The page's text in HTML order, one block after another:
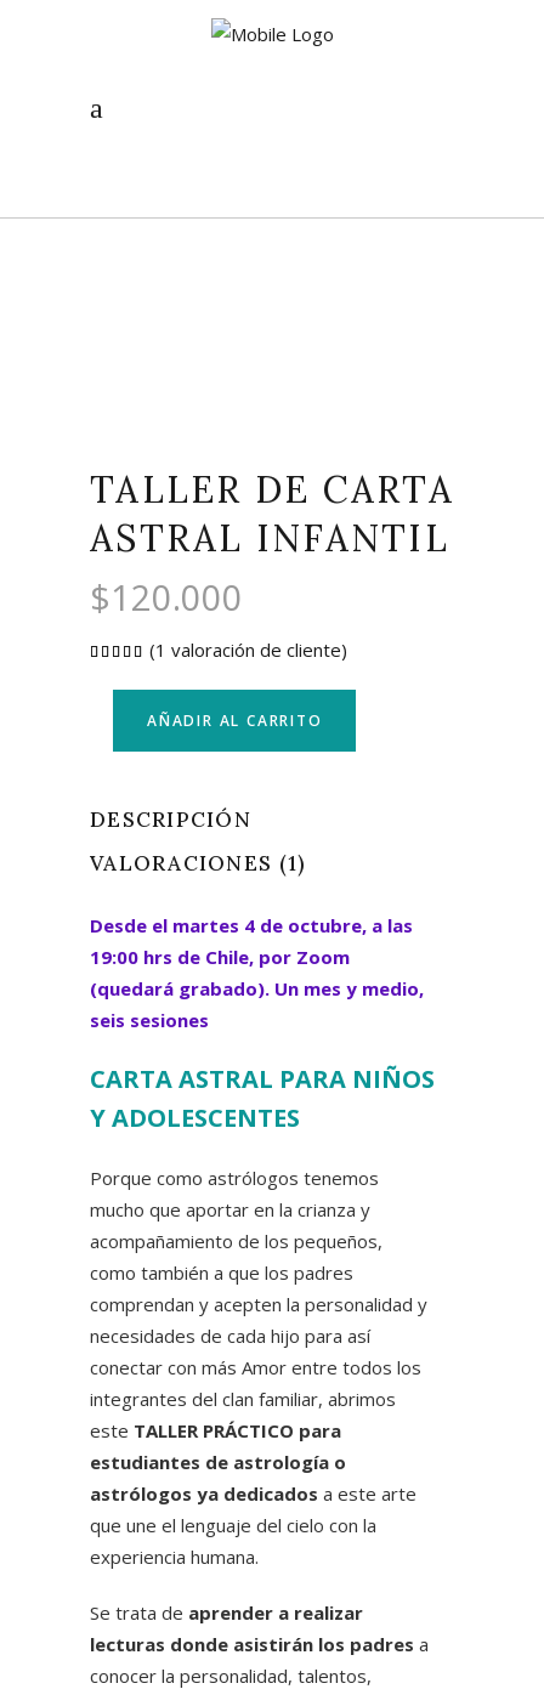
TALLER DE CARTA
ASTRAL INFANTIL
$120.000
Valorado
1
de un
(1 valoración de cliente)
AÑADIR AL CARRITO
DESCRIPCIÓN
VALORACIONES (1)
Desde el martes 4 de octubre, a las
19:00 hrs de Chile, por Zoom
(quedará grabado). Un mes y medio,
seis sesiones
CARTA ASTRAL PARA NIÑOS
Y ADOLESCENTES
Porque como astrólogos tenemos
mucho que aportar en la crianza y
acompañamiento de los pequeños,
como también a que los padres
comprendan y acepten la personalidad y
necesidades de cada hijo para así
conectar con más Amor entre todos los
integrantes del clan familiar, abrimos
este TALLER PRÁCTICO para
estudiantes de astrología o
astrólogos ya dedicados a este arte
que une el lenguaje del cielo con la
experiencia humana.
Se trata de aprender a realizar
lecturas donde asistirán los padres a
conocer la personalidad, talentos,